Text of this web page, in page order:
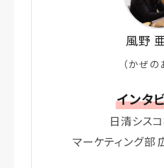
風野
（かぜの
インタ
日清シス
マーケティング部